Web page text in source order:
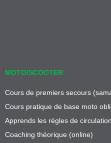
MOTO/SCOOTER
Cours de premiers secours
Cours pratique de base moto
Apprends les règles de circulation
Coaching théorique (online)